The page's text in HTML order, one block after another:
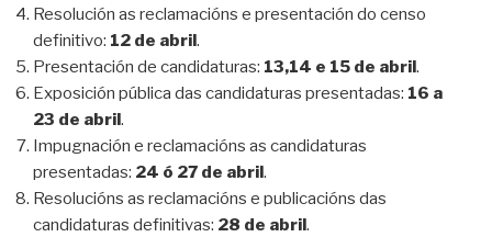
Resolución as reclamacións e presentación do censo
definitivo: 12 de abril .
Presentación de candidaturas: 13,14 e 15 de abril .
Exposición pública das candidaturas presentadas: 16 a
23 de abril .
Impugnación e reclamacións as candidaturas
presentadas: 24 ó 27 de abril .
Resolucións as reclamacións e publicacións das
candidaturas definitivas: 28 de abril .